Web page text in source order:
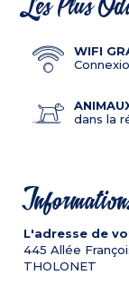
Les Plus
WIFI
dans la
L'adresse de
445 Allée
THOLONET